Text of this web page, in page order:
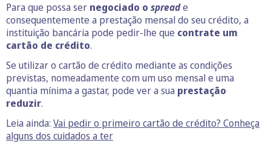
Para que possa ser negociado o spreade
consequentemente a prestação mensal do seu crédito, a
instituição bancária pode pedir-lhe que contrate um
cartão de crédito.
Se utilizar o cartão de crédito mediante as condições
previstas, nomeadamente com um uso mensal e uma
quantia mínima a gastar, pode ver a sua prestação
reduzir.
Leia ainda: Vai pedir o primeiro cartão de crédito? Conheça
alguns dos cuidados a ter